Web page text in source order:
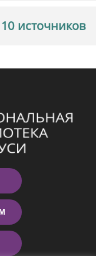
10 источников